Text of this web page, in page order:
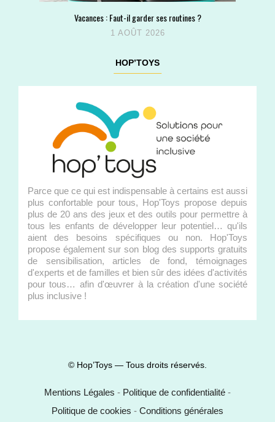
Vacances : Faut-il garder ses routines ?
1 AOÛT 2026
HOP’TOYS
Parce que ce qui est indispensable à certains est aussi
plus confortable pour tous, Hop'Toys propose depuis
plus de 20 ans des jeux et des outils pour permettre à
tous les enfants de développer leur potentiel… qu'ils
aient des besoins spécifiques ou non. Hop'Toys
propose également sur son blog des supports gratuits
de sensibilisation, articles de fond, témoignages
d'experts et de familles et bien sûr des idées d'activités
pour tous… afin d'œuvrer à la création d'une société
plus inclusive !
© Hop’Toys — Tous droits réservés.
Mentions Légales - Politique de confidentialité -
Politique de cookies - Conditions générales